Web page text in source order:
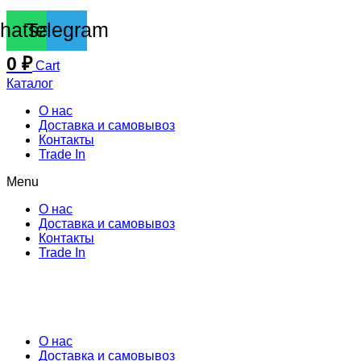
Telegram
0 ₽ Cart
Каталог
О нас
Доставка и самовывоз
Контакты
Trade In
Menu
О нас
Доставка и самовывоз
Контакты
Trade In
О нас
Доставка и самовывоз